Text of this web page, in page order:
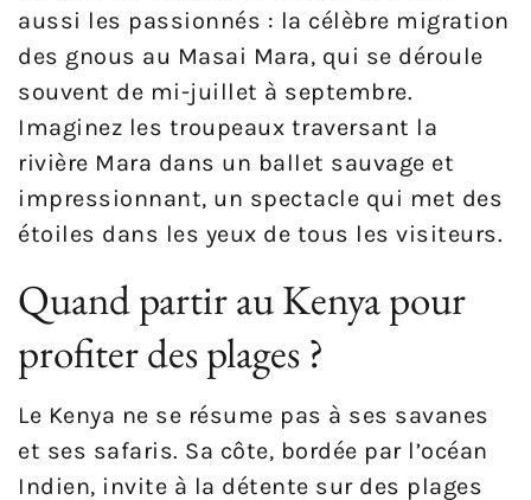
aussi les passionnés : la célèbre migration
des gnous au Masai Mara, qui se déroule
souvent de mi-juillet à septembre.
Imaginez les troupeaux traversant la
rivière Mara dans un ballet sauvage et
impressionnant, un spectacle qui met des
étoiles dans les yeux de tous les visiteurs.
Quand partir au Kenya pour
profiter des plages ?
Le Kenya ne se résume pas à ses savanes
et ses safaris. Sa côte, bordée par l’océan
Indien, invite à la détente sur des plages